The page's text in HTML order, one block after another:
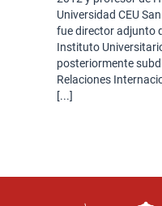
Universidad CEU
fue director adjunto
Instituto
posteriormente
Relaciones
[...]